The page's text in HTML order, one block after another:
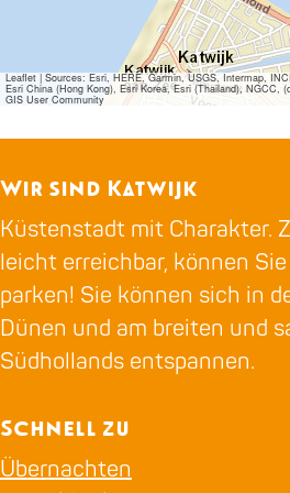
Leaflet|Sources: Esri, HERE, Garmin, USGS, Intermap,
Esri China (Hong Kong), Esri Korea, Esri (Thailand), NGCC,
GIS User Community
Wir sind Katwijk
Küstenstadt mit Charakter.
leicht erreichbar, können
parken! Sie können sich in
Dünen und am breiten und
Südhollands entspannen.
Schnell zu
Übernachten